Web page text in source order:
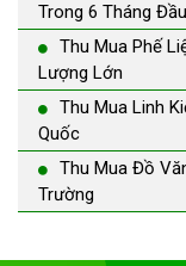
Trong 6 Tháng
Thu Mua Phế
Lượng Lớn
Thu Mua Linh
Quốc
Thu Mua Đồ
Trường